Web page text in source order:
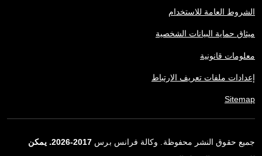
الشروط العامة للاستخدام
ميثاق حماية البيانات الشخصية
معلومات قانونية
إعدادات ملفات تعريف الارتباط
Sitemap
جميع حقوق النشر محفوظة. وكالة فرانس برس
2017-2026. يمكن